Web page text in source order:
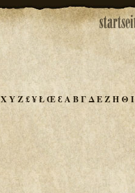
XYZ£¥ŁŒƐΑΒΓΔΕΖΗΘΙ